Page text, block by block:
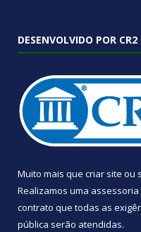
DESENVOLVIDO POR CR2
Muito mais que criar site ou
Realizamos uma assessoria
contrato que todas as
pública serão atendidas.